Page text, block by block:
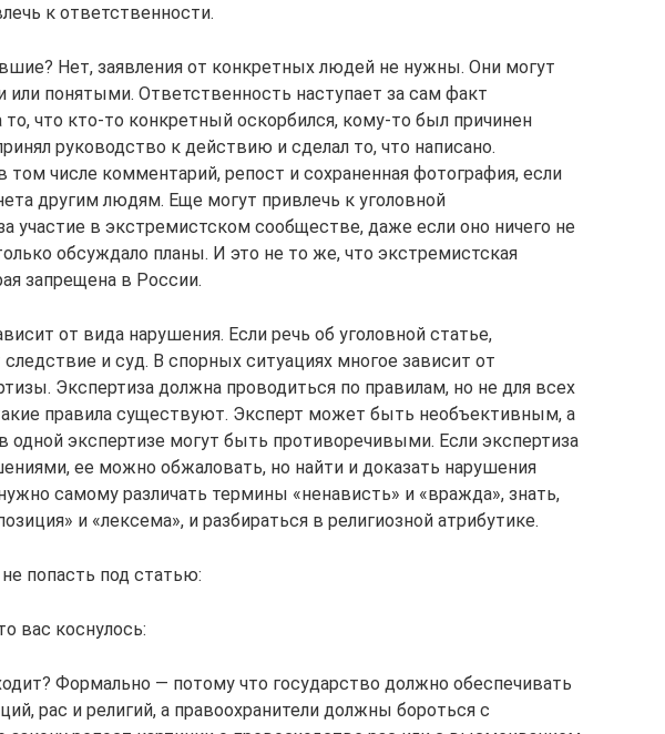
к ответственности.
Нет, заявления от конкретных людей не нужны. Они могут
или понятыми. Ответственность наступает за сам факт
то, что кто-то конкретный оскорбился, кому-то был причинен
руководство к действию и сделал то, что написано.
том числе комментарий, репост и сохраненная фотография, если
другим людям. Еще могут привлечь к уголовной
участие в экстремистском сообществе, даже если оно ничего не
обсуждало планы. И это не то же, что экстремистская
запрещена в России.
от вида нарушения. Если речь об уголовной статье,
следствие и суд. В спорных ситуациях многое зависит от
Экспертиза должна проводиться по правилам, но не для всех
правила существуют. Эксперт может быть необъективным, а
экспертизе могут быть противоречивыми. Если экспертиза
ее можно обжаловать, но найти и доказать нарушения
самому различать термины «ненависть» и «вражда», знать,
и «лексема», и разбираться в религиозной атрибутике.
попасть под статью:
вас коснулось:
Формально — потому что государство должно обеспечивать
рас и религий, а правоохранители должны бороться с